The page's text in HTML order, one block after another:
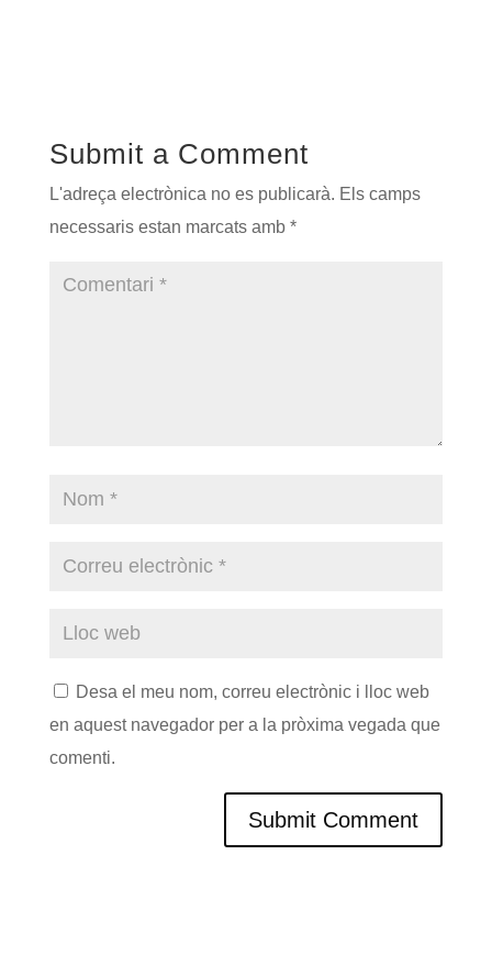
Submit a Comment
L'adreça electrònica no es publicarà. Els camps
necessaris estan marcats amb *
Desa el meu nom, correu electrònic i lloc web
en aquest navegador per a la pròxima vegada que
comenti.